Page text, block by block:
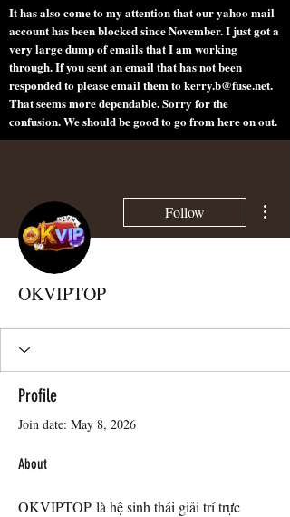
It has also come to my attention that our yahoo mail
account has been blocked since November. I just got a
very large dump of emails that I am working
through. If you sent an email that has not been
responded to please email them tokerry.b@fuse.net.
That seems more dependable. Sorry for the
confusion. We should be good to go from here on out.
Follow
OKVIPTOP
Profile
Join date: May 8, 2026
About
OKVIPTOP là hệ sinh thái giải trí trực